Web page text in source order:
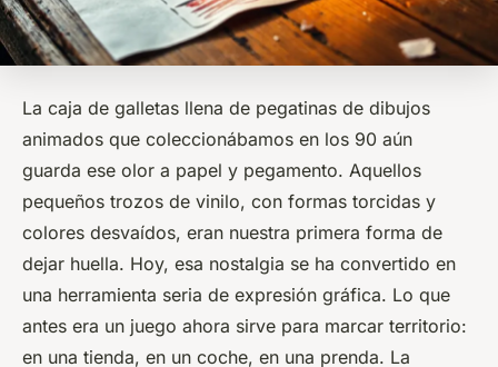
La caja de galletas llena de pegatinas de dibujos
animados que coleccionábamos en los 90 aún
guarda ese olor a papel y pegamento. Aquellos
pequeños trozos de vinilo, con formas torcidas y
colores desvaídos, eran nuestra primera forma de
dejar huella. Hoy, esa nostalgia se ha convertido en
una herramienta seria de expresión gráfica. Lo que
antes era un juego ahora sirve para marcar territorio:
en una tienda, en un coche, en una prenda. La